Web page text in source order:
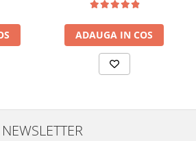
ADAUGA IN COS
NEWSLETTER